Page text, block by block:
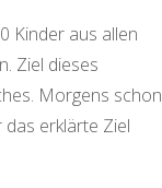
Kinder aus allen
Ziel dieses
Morgens schon
erklärte Ziel